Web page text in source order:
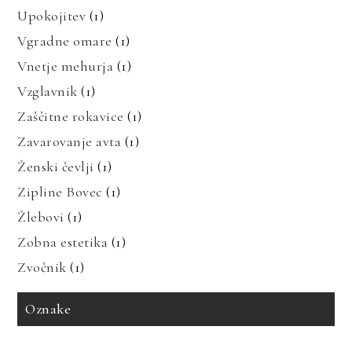
Upokojitev (1)
Vgradne omare (1)
Vnetje mehurja (1)
Vzglavnik (1)
Zaščitne rokavice (1)
Zavarovanje avta (1)
Ženski čevlji (1)
Zipline Bovec (1)
Žlebovi (1)
Zobna estetika (1)
Zvočnik (1)
Oznake